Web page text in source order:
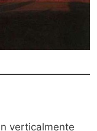
verticalmente